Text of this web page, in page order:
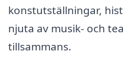
konstutställningar,
njuta av musik- och
tillsammans.